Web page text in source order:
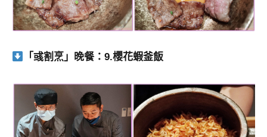
「彧割烹」晚餐：9.櫻花蝦釜飯